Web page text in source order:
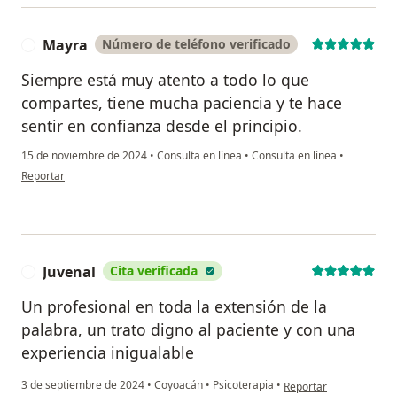
Mayra Número de teléfono verificado
Siempre está muy atento a todo lo que
compartes, tiene mucha paciencia y te hace
sentir en confianza desde el principio.
15 de noviembre de 2024 • Consulta en línea • Consulta en línea •
en opinión del usuario Mayra
Reportar
Juvenal Cita verificada
Un profesional en toda la extensión de la
palabra, un trato digno al paciente y con una
experiencia inigualable
3 de septiembre de 2024 • Coyoacán • Psicoterapia • en opinión del usuario
Reportar